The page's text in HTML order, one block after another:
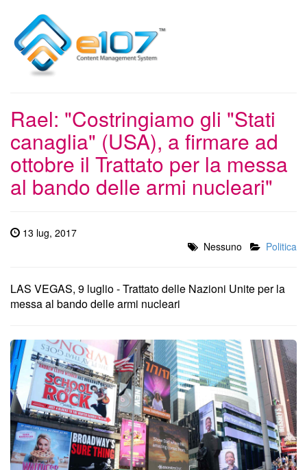
Rael: "Costringiamo gli "Stati
canaglia" (USA), a firmare ad
ottobre il Trattato per la messa
al bando delle armi nucleari"
13 lug, 2017
Nessuno
Politica
LAS VEGAS, 9 luglio - Trattato delle Nazioni Unite per la
messa al bando delle armi nucleari